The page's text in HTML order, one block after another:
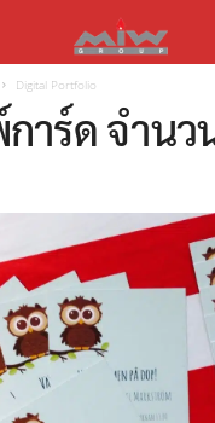
Digital Portfolio
าร์ด จำนว